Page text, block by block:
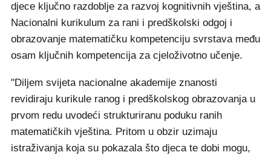
djece ključno razdoblje za razvoj kognitivnih vještina, a
Nacionalni kurikulum za rani i predškolski odgoj i
obrazovanje matematičku kompetenciju svrstava među
osam ključnih kompetencija za cjeloživotno učenje.
"Diljem svijeta nacionalne akademije znanosti
revidiraju kurikule ranog i predškolskog obrazovanja u
prvom redu uvodeći strukturiranu poduku ranih
matematičkih vještina. Pritom u obzir uzimaju
istraživanja koja su pokazala što djeca te dobi mogu,